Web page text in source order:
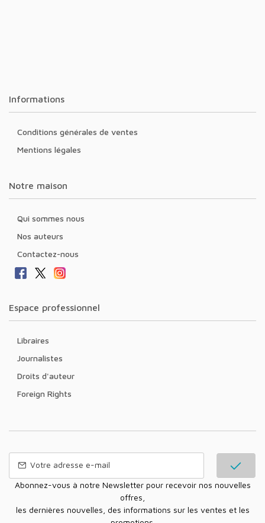
Informations
Conditions générales de ventes
Mentions légales
Notre maison
Qui sommes nous
Nos auteurs
Contactez-nous
Espace professionnel
Libraires
Journalistes
Droits d'auteur
Foreign Rights
Abonnez-vous à notre Newsletter pour recevoir nos nouvelles
offres,
les dernières nouvelles, des informations sur les ventes et les